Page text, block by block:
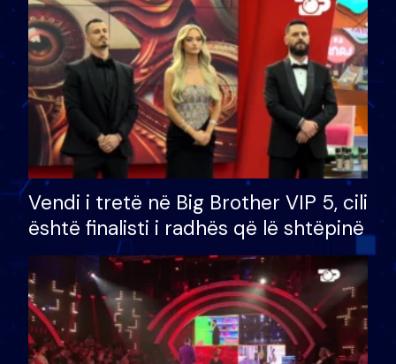
Vendi i tretë në Big Brother VIP 5, cili
është finalisti i radhës që lë shtëpinë